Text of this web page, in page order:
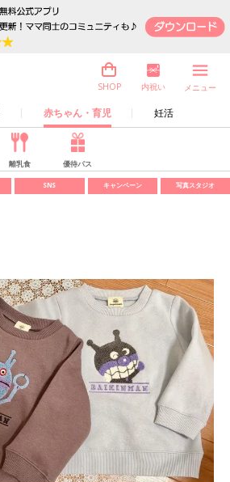
赤ちゃん・育児 妊活
SHOP 内祝い メニュー
離乳食 優待パス
SNS キャンペーン 写真スタジオ